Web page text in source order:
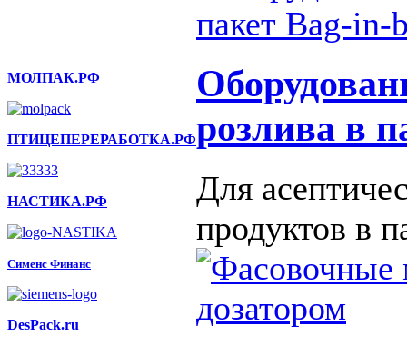
МОЛПАК.РФ
ПТИЦЕПЕРЕРАБОТКА.РФ
НАСТИКА.РФ
Сименс Финанс
DesPack.ru
розлива в
Для
продуктов в